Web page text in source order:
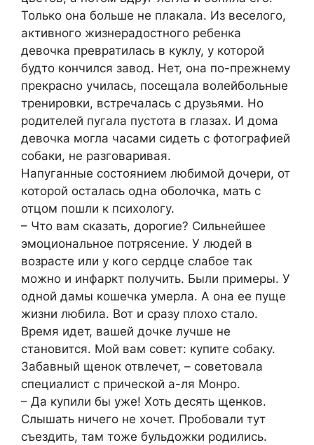
Только она больше не плакала. Из веселого,
активного жизнерадостного ребенка
девочка превратилась в куклу, у которой
будто кончился завод. Нет, она по-прежнему
прекрасно училась, посещала волейбольные
тренировки, встречалась с друзьями. Но
родителей пугала пустота в глазах. И дома
девочка могла часами сидеть с фотографией
собаки, не разговаривая.
Напуганные состоянием любимой дочери, от
которой осталась одна оболочка, мать с
отцом пошли к психологу.
– Что вам сказать, дорогие? Сильнейшее
эмоциональное потрясение. У людей в
возрасте или у кого сердце слабое так
можно и инфаркт получить. Были примеры. У
одной дамы кошечка умерла. А она ее пуще
жизни любила. Вот и сразу плохо стало.
Время идет, вашей дочке лучше не
становится. Мой вам совет: купите собаку.
Забавный щенок отвлечет, – советовала
специалист с прической а-ля Монро.
– Да купили бы уже! Хоть десять щенков.
Слышать ничего не хочет. Пробовали тут
съездить, там тоже бульдожки родились.